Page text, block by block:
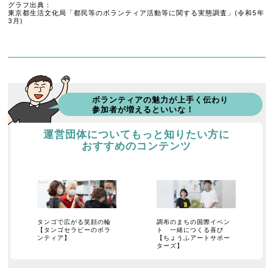
グラフ出典：
東京都生活文化局「都民等のボランティア活動等に関する実態調査」(令和5年
3月)
ボランティアの魅力が上手く伝わり
参加者が増えるといいな！
運営団体についてもっと知りたい方に
おすすめのコンテンツ
タンゴで広がる笑顔の輪
【タンゴセラピーのボラ
ンティア】
調布のまちの国際イベン
ト 一緒につくる喜び
【ちょうふアートサポー
ターズ】